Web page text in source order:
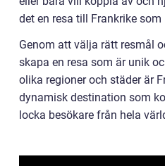
det en resa till Frankrike som
Genom att välja rätt resmål
skapa en resa som är unik
olika regioner och städer är
dynamisk destination som
locka besökare från hela